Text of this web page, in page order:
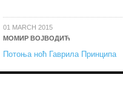
01 MARCH 2015
МОМИР ВОЈВОДИЋ
Потоња ноћ Гаврила Принципа